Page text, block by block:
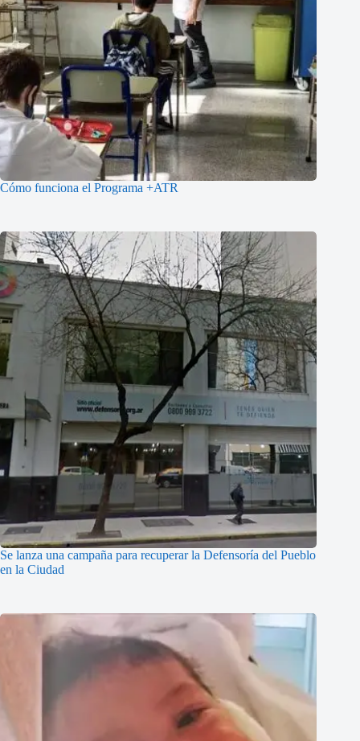
Cómo funciona el Programa +ATR
Se lanza una campaña para recuperar la Defensoría del Pueblo
en la Ciudad